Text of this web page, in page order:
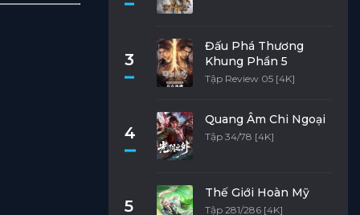
3
Đấu Phá Thương
Khung Phần 5
Tập Review 05 [4K]
4
Quang Âm Chi Ngoại
Tập 34/78 [4K]
5
Thế Giới Hoàn Mỹ
Tập 281/286 [4K]